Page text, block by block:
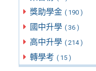
獎助學金 ( 190 )
國中升學 ( 36 )
高中升學 ( 214 )
轉學考 ( 15 )